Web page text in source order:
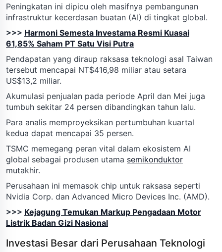
Peningkatan ini dipicu oleh masifnya pembangunan
infrastruktur kecerdasan buatan (AI) di tingkat global.
>>> Harmoni Semesta Investama Resmi Kuasai
61,85% Saham PT Satu Visi Putra
Pendapatan yang diraup raksasa teknologi asal Taiwan
tersebut mencapai NT$416,98 miliar atau setara
US$13,2 miliar.
Akumulasi penjualan pada periode April dan Mei juga
tumbuh sekitar 24 persen dibandingkan tahun lalu.
Para analis memproyeksikan pertumbuhan kuartal
kedua dapat mencapai 35 persen.
TSMC memegang peran vital dalam ekosistem AI
global sebagai produsen utama semikonduktor
mutakhir.
Perusahaan ini memasok chip untuk raksasa seperti
Nvidia Corp. dan Advanced Micro Devices Inc. (AMD).
>>> Kejagung Temukan Markup Pengadaan Motor
Listrik Badan Gizi Nasional
Investasi Besar dari Perusahaan Teknologi